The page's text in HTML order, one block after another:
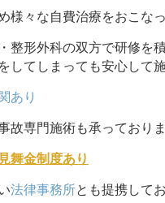
様々な自費治療をおこな
整形外科の双方で研修を
してしまっても安心して
あり
故専門施術も承っており
舞金制度あり
法律事務所とも提携して